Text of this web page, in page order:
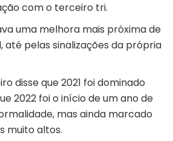
com o terceiro tri.
uma melhora mais próxima de
até pelas sinalizações da própria
disse que 2021 foi dominado
2022 foi o início de um ano de
mas ainda marcado
muito altos.